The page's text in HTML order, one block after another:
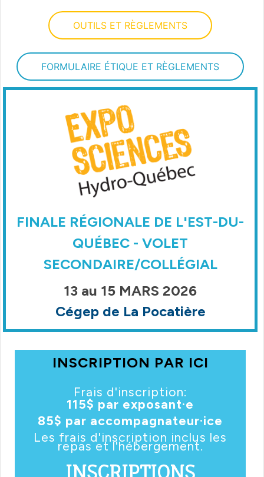
OUTILS ET RÈGLEMENTS
FORMULAIRE ÉTIQUE ET RÈGLEMENTS
FINALE RÉGIONALE DE L'EST-DU-
QUÉBEC - VOLET
SECONDAIRE/COLLÉGIAL
13 au 15 MARS 2026
Cégep de La Pocatière
INSCRIPTION PAR ICI
Frais d'inscription:
115$ par exposant·e
85$ par accompagnateur·ice
Les frais d'inscription inclus les
repas et l'hébergement.